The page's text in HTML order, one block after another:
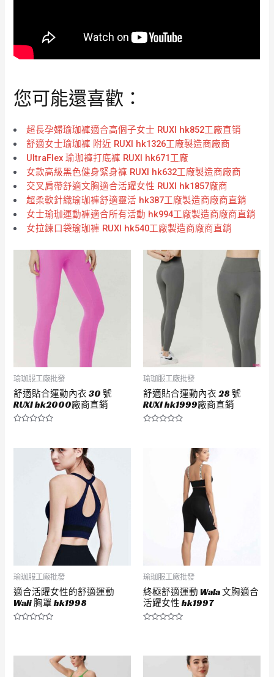
您可能還喜歡：
超長孕婦瑜珈褲適合高個子女士 RUXI hk852工廠直销
舒適女士瑜珈褲 附近 RUXI hk1326工廠製造商廠商
UltraFlex 瑜珈褲打底褲 RUXI hk671工廠
女款高級黑色健身緊身褲 RUXI hk632工廠製造商廠商
交叉肩帶舒適文胸適合活躍女性 RUXI hk1857廠商
超柔軟針織瑜珈褲舒適靈活 hk387工廠製造商廠商直銷
女士瑜珈運動褲適合所有活動 hk994工廠製造商廠商直銷
女拉鍊口袋瑜珈褲 RUXI hk540工廠製造商廠商直銷
瑜珈服工廠批發
舒適貼合運動內衣 30 號
RUXI hk2000廠商直銷
瑜珈服工廠批發
舒適貼合運動內衣 28 號
RUXI hk1999廠商直銷
瑜珈服工廠批發
適合活躍女性的舒適運動
Wali 胸罩 hk1998
分
瑜珈服工廠批發
終極舒適運動 Wala 文胸適合
活躍女性 hk1997
分